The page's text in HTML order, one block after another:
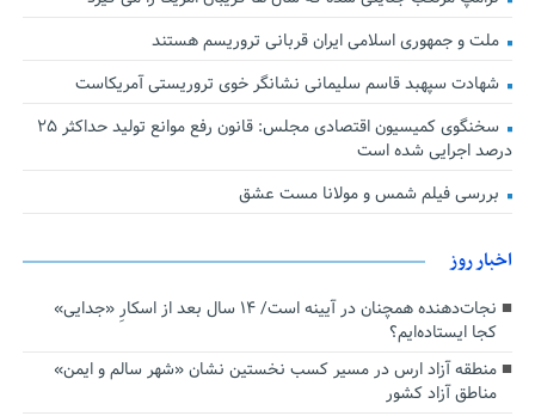
ملت و جمهوری اسلامی ایران قربانی تروریسم هستند
شهادت سپهبد قاسم سلیمانی نشانگر خوی تروریستی آمریکاست
سخنگوی کمیسیون اقتصادی مجلس: قانون رفع موانع تولید حداکثر ۲۵
درصد اجرایی شده است
بررسی فیلم شمس و مولانا مست عشق
اخبار روز
نجات‌دهنده‌ همچنان در آیینه است/ ۱۴ سال بعد از اسکارِ «جدایی»
کجا ایستاده‌ایم؟
منطقه آزاد ارس در مسیر کسب نخستین نشان «شهر سالم و ایمن»
مناطق آزاد کشور